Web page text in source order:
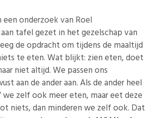
eenonderzoek van Roel
tafel gezet in het gezelschap van
de opdracht om tijdens de maaltijd
te eten. Wat blijkt: zien eten, doet
niet altijd. We passen ons
aan de ander aan. Als de ander heel
we zelf ook meer eten, maar eet deze
niets, dan minderen we zelf ook. Dat